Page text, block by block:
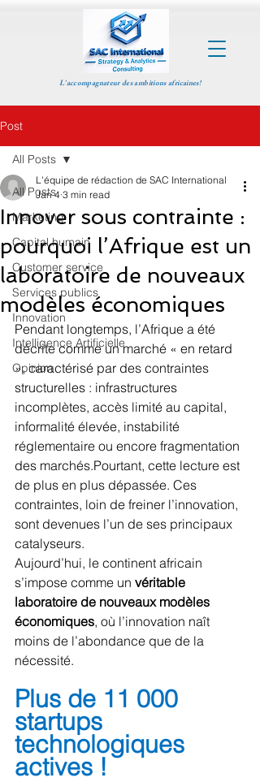
L'accompagnateur des ambitions africaines!
Post
All Posts
Marketing
Capital humain
Customer service
Services publics
Innovation
Intelligence Artificielle
Opinion
All Posts
Innover sous contrainte :
pourquoi l’Afrique est un
laboratoire de nouveaux
modèles économiques
L'équipe de rédaction de SAC International
Jan 4 3 min read
Pendant longtemps, l’Afrique a été
décrite comme un marché « en retard
», caractérisé par des contraintes
structurelles : infrastructures
incomplètes, accès limité au capital,
informalité élevée, instabilité
réglementaire ou encore fragmentation
des marchés.Pourtant, cette lecture est
de plus en plus dépassée. Ces
contraintes, loin de freiner l’innovation,
sont devenues l’un de ses principaux
catalyseurs.
Aujourd’hui, le continent africain
s’impose comme un véritable
laboratoire de nouveaux modèles
économiques, où l’innovation naît
moins de l’abondance que de la
nécessité.
Plus de 11 000
startups
technologiques
actives !